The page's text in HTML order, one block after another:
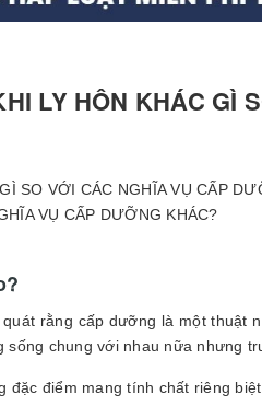
LY HÔN KHÁC GÌ
VỤ CẤP DƯỠNG KHÁC?
rằng cấp dưỡng là một thuật
chung với nhau nữa nhưng
đặc điểm mang tính chất riêng